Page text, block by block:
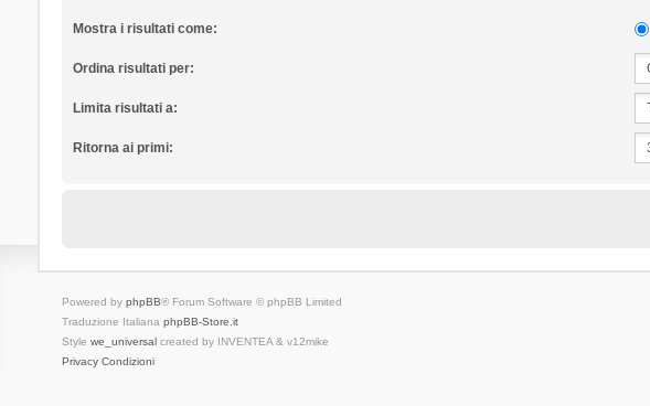
Mostra i risultati come:
Ordina risultati per:
Limita risultati a:
Ritorna ai primi:
Powered by phpBB® Forum Software © phpBB Limited
Traduzione Italiana phpBB-Store.it
Style we_universalcreated by INVENTEA & v12mike
Privacy Condizioni